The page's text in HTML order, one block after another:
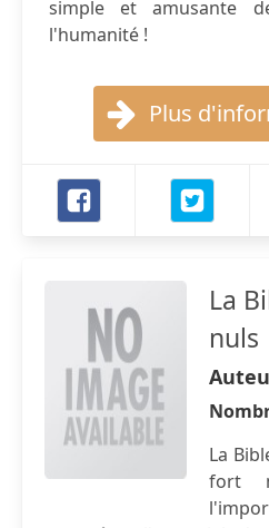
simple et amusante
l'humanité !
Plus
La
nuls
La
fort